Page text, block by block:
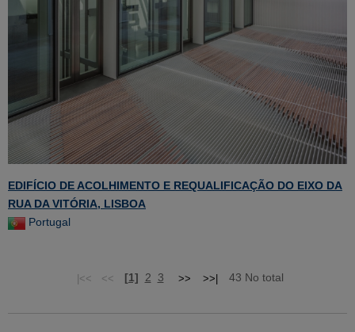
EDIFÍCIO DE ACOLHIMENTO E REQUALIFICAÇÃO DO EIXO DA
RUA DA VITÓRIA, LISBOA
Portugal
[1] 2 3 43 No total